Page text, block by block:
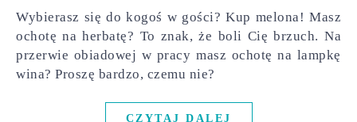
Wybierasz się do kogoś w gości? Kup melona! Masz
ochotę na herbatę? To znak, że boli Cię brzuch. Na
przerwie obiadowej w pracy masz ochotę na lampkę
wina? Proszę bardzo, czemu nie?
CZYTAJ DALEJ